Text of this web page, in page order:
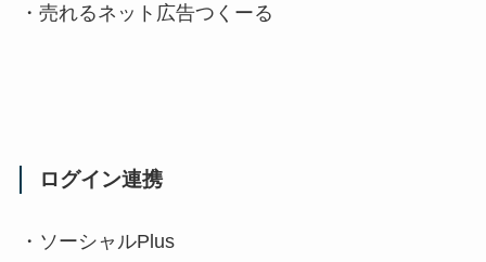
・売れるネット広告つくーる
ログイン連携
・ソーシャルPlus